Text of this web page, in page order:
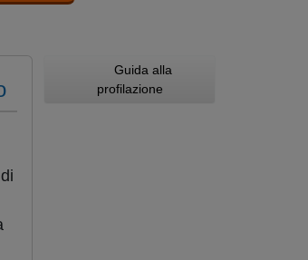
Guida alla
profilazione